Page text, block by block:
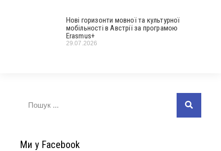
Нові горизонти мовної та культурної
мобільності в Австрії за програмою
Erasmus+
29.07.2026
Ми у Facebook